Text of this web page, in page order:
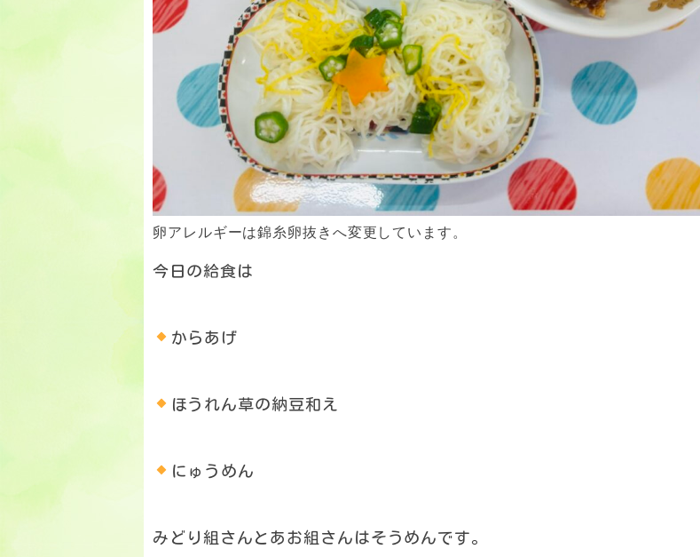
卵アレルギーは錦糸卵抜きへ変更しています。
今日の給食は
からあげ
ほうれん草の納豆和え
にゅうめん
みどり組さんとあお組さんはそうめんです。